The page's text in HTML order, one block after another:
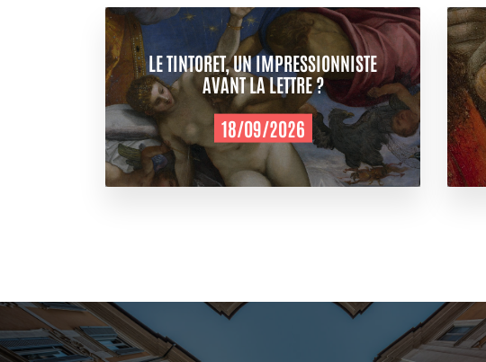
LE TINTORET, UN IMPRESSIONNISTE
AVANT LA LETTRE ?
18/09/2026